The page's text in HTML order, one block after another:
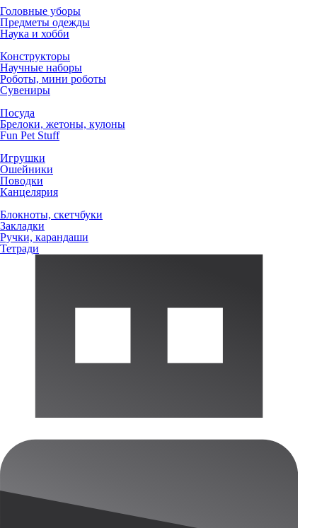
Головные уборы
Предметы одежды
Наука и хобби
Конструкторы
Научные наборы
Роботы, мини роботы
Сувениры
Посуда
Брелоки, жетоны, кулоны
Fun Pet Stuff
Игрушки
Ошейники
Поводки
Канцелярия
Блокноты, скетчбуки
Закладки
Ручки, карандаши
Тетради